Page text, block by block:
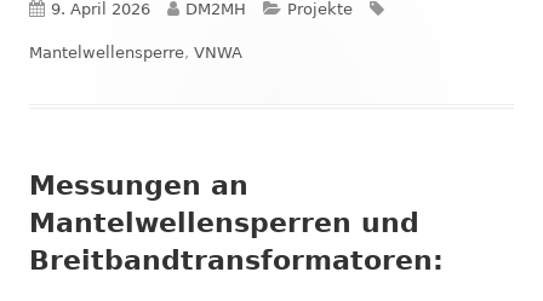
Veröffentlicht
am
9. April 2026 Autor
DM2MH Kategorien
Projekte
Mantelwellensperre, VNWA
Messungen an
Mantelwellensperren und
Breitbandtransformatoren: